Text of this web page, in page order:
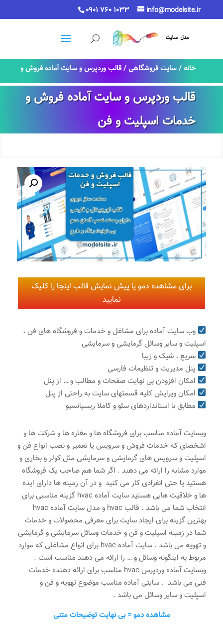
0901 760 1033 info@modelsite.ir
خانه/سایت فروشگاهی/ قالب وردپرس و سایت آماده فروش و
خدمات اسپلیت و فن
قالب وردپرس و سایت آماده فروش و
خدمات اسپلیت و فن
برای مشاهده دمو یا پیش نمایش قالب اینجا را کلیک
نمایید
وب سایت آماده برای مشاغل و خدمات و فروشگاه های فن ،
اسپلیت و سایر وسائل گرمایشی و سرمایشی
سریع ، شیک و زیبا
پنل مدیریت و تنظیمات فارسی
امکان افزودن بی نهایت صفحات و مطالب و … از پنل
امکان ویرایش کلیه قسمتهای سایت به راحتی از پنل
مطابق با استانداردهای سئو و کاملا ریسپانسیو
وبسایت آماده مناسب برای فروشگاه ها و مغازه ها و شرکت ها و
اشخصای که خدمات فروش و سرویس یا تعمیر و نصب انواع فن و
اسپلیت و سرویس های گرمایشی و سرمایشی مثل کولر و بخاری و
موارد مشابه را ارائه می دهند . اگر شما هم صاحب یک فروشگاه
هستید یا حتی انفرادی کار می کنید و در آن زمینه ها دارای ایده
ها و خلاقیت هایی هستید سایت آماده hvac گزینه مناسبی برای
انتخاب شما می باشد . قالب hvac و مدل سایت آماده hvac
بهترین گزینه برای ایجاد سایت برای معرفی محصولات و خدمات
شما در زمینه اسپلیت و فن و خدمات وسائل سرمایشی و گرمایشی
و تهویه می باشد . سایت آماده hvac برای انواع مشاغلی که موارد
مربوط به اینگونه وسائل و … را ارائه می دهند مناسب است .
وبسایت آماده وردپرس hvac مناسب برای ارائه دهنده خدمات
فنی می باشد . سایتی آماده مناسب موضوع تهویه و فن و
اسپلیت و سایر وسائل می باشد .
مشاهده دمو = بی نهایت توضیحات متنی